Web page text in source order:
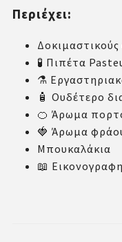
Περιέχει:
🧪 Πιπέτα
⚗️
🧴 Ουδέτερο
🍊 Άρωμα
🍓 Άρωμα
Μπουκαλάκια
📖